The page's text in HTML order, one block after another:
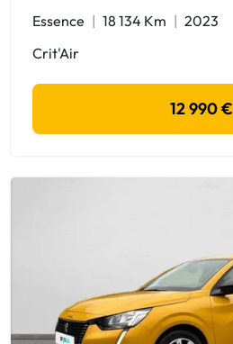
Essence 18 134 Km
2023
Crit'Air
12 990 €